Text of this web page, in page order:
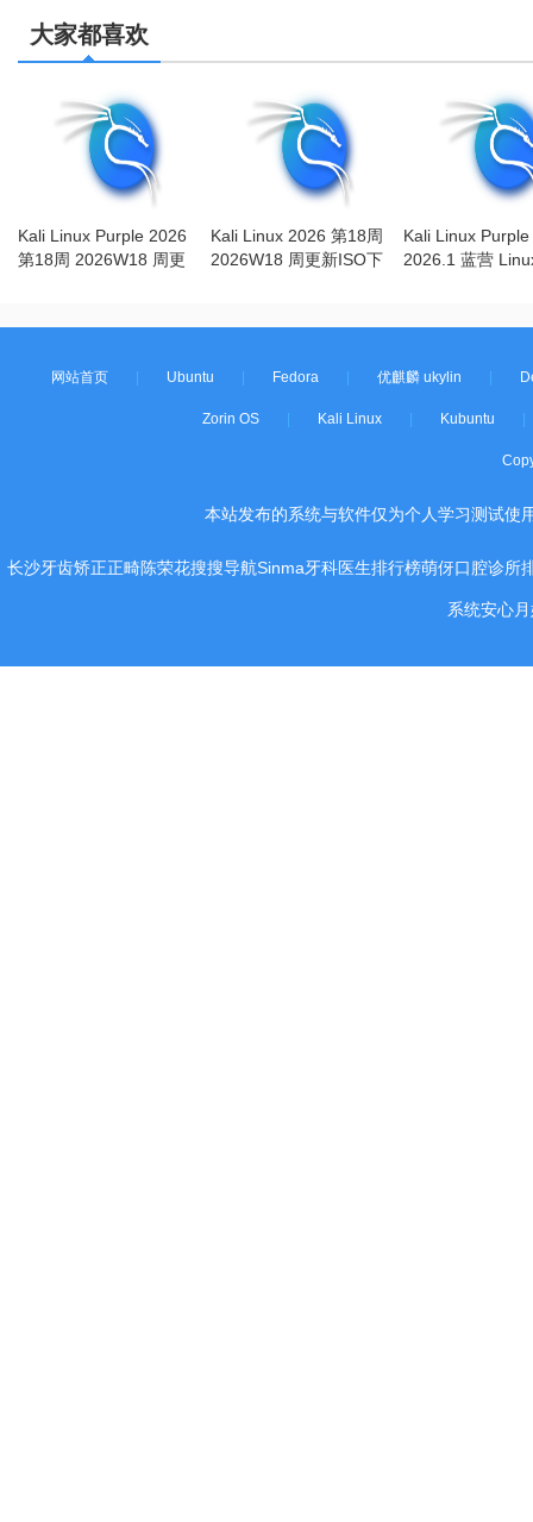
大家都喜欢
Kali Linux Purple 2026
第18周 2026W18 周更
Kali Linux 2026 第18周
2026W18 周更新ISO下
Kali Linux Purple
2026.1 蓝营
网站首页 | Ubuntu | Fedora | 优麒麟 ukylin |
Zorin OS | Kali Linux | Kubuntu |
本站发布的系统与软件仅为个人学习测试使
长沙牙齿矫正正畸陈荣花搜搜导航Sinma牙科医生排行榜萌伢口腔诊所
系统安心